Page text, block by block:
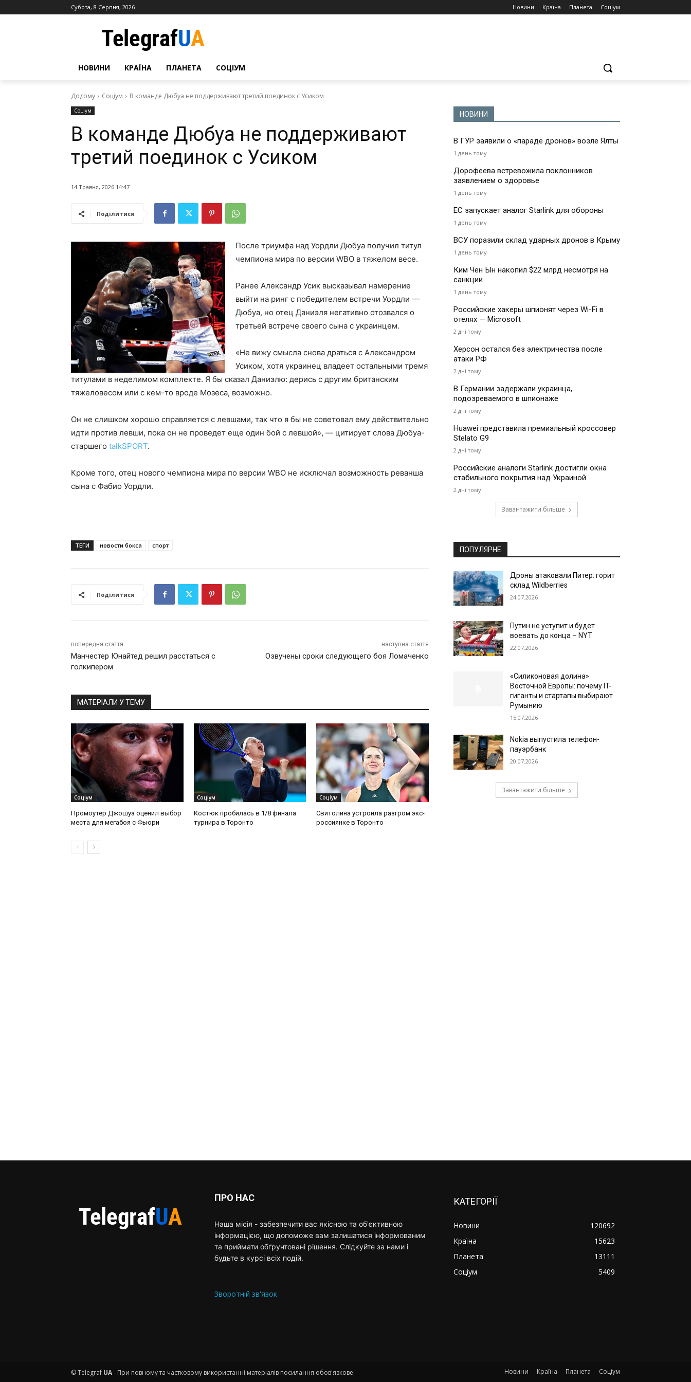
Субота, 8 Серпня, 2026 Новини Країна Планета Соціум
НОВИНИ КРАЇНА ПЛАНЕТА СОЦІУМ
Додому Соціум В команде Дюбуа не поддерживают третий поединок с Усиком
Соціум
В команде Дюбуа не поддерживают
третий поединок с Усиком
14 Травня, 2026 14:47
Поділитися
После триумфа над Уордли Дюбуа получил титул
чемпиона мира по версии WBO в тяжелом весе.
Ранее Александр Усик высказывал намерение
выйти на ринг с победителем встречи Уордли —
Дюбуа, но отец Даниэля негативно отозвался о
третьей встрече своего сына с украинцем.
«Не вижу смысла снова драться с Александром
Усиком, хотя украинец владеет остальными тремя
титулами в неделимом комплекте. Я бы сказал Даниэлю: дерись с другим британским
тяжеловесом или с кем-то вроде Мозеса, возможно.
Он не слишком хорошо справляется с левшами, так что я бы не советовал ему действительно
идти против левши, пока он не проведет еще один бой с левшой», — цитирует слова Дюбуа-
старшего talkSPORT.
Кроме того, отец нового чемпиона мира по версии WBO не исключал возможность реванша
сына с Фабио Уордли.
ТЕГИ новости бокса спорт
Поділитися
попередня стаття
Манчестер Юнайтед решил расстаться с
голкипером
наступна стаття
Озвучены сроки следующего боя Ломаченко
МАТЕРІАЛИ У ТЕМУ
Соціум
Промоутер Джошуа оценил выбор
места для мегабоя с Фьюри
Соціум
Костюк пробилась в 1/8 финала
турнира в Торонто
Соціум
Свитолина устроила разгром экс-
россиянке в Торонто
НОВИНИ
В ГУР заявили о «параде дронов» возле Ялты
1 день тому
Дорофеева встревожила поклонников
заявлением о здоровье
1 день тому
ЕС запускает аналог Starlink для обороны
1 день тому
ВСУ поразили склад ударных дронов в Крыму
1 день тому
Ким Чен Ын накопил $22 млрд несмотря на
санкции
1 день тому
Российские хакеры шпионят через Wi-Fi в
отелях — Microsoft
2 дні тому
Херсон остался без электричества после
атаки РФ
2 дні тому
В Германии задержали украинца,
подозреваемого в шпионаже
2 дні тому
Huawei представила премиальный кроссовер
Stelato G9
2 дні тому
Российские аналоги Starlink достигли окна
стабильного покрытия над Украиной
2 дні тому
Завантажити більше
ПОПУЛЯРНЕ
Дроны атаковали Питер: горит
склад Wildberries
24.07.2026
Путин не уступит и будет
воевать до конца – NYT
22.07.2026
«Силиконовая долина»
Восточной Европы: почему IT-
гиганты и стартапы выбирают
Румынию
15.07.2026
Nokia выпустила телефон-
пауэрбанк
20.07.2026
Завантажити більше
ПРО НАС
Наша місія - забезпечити вас якісною та об'єктивною
інформацією, що допоможе вам залишатися інформованим
та приймати обґрунтовані рішення. Слідкуйте за нами і
будьте в курсі всіх подій.
Зворотній зв'язок
КАТЕГОРІЇ
Новини
120692
Країна
15623
Планета
13111
Соціум
5409
© Telegraf UA- При повному та частковому використанні матеріалів посилання обов'язкове. Новини Країна Планета Соціум